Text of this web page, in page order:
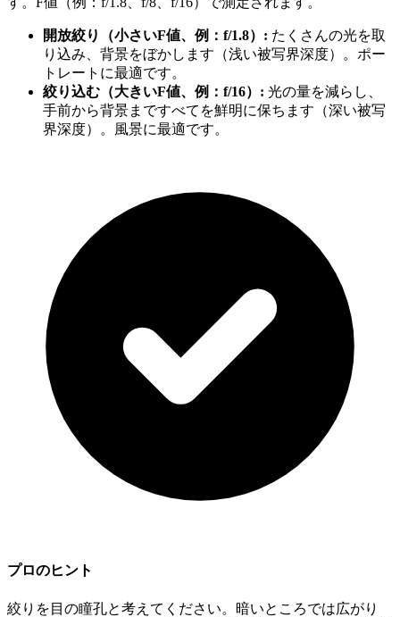
開放絞り（小さいF値、例：f/1.8）: たくさんの光を取
り込み、背景をぼかします（浅い被写界深度）。ポー
トレートに最適です。
絞り込む（大きいF値、例：f/16）: 光の量を減らし、
手前から背景まですべてを鮮明に保ちます（深い被写
界深度）。風景に最適です。
プロのヒント
絞りを目の瞳孔と考えてください。暗いところでは広がり